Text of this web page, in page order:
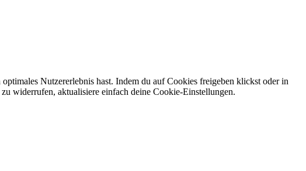
Nutzererlebnis hast. Indem du auf Cookies freigeben klickst oder in
widerrufen, aktualisiere einfach deine Cookie-Einstellungen.